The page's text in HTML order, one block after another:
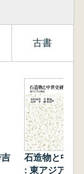
古書
石造物と中世
: 東アジアと